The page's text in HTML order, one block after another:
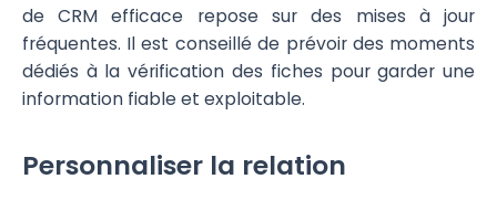
de CRM efficace repose sur des mises à jour
fréquentes. Il est conseillé de prévoir des moments
dédiés à la vérification des fiches pour garder une
information fiable et exploitable.
Personnaliser la relation